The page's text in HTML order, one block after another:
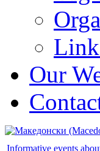
Our
Informative events